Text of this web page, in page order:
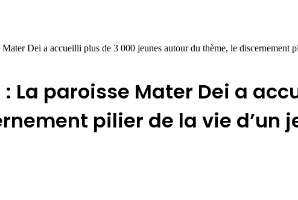
Dei a accueilli plus de 3 000 jeunes autour du thème, le discernement
La paroisse Mater Dei a
pilier de la vie d’un